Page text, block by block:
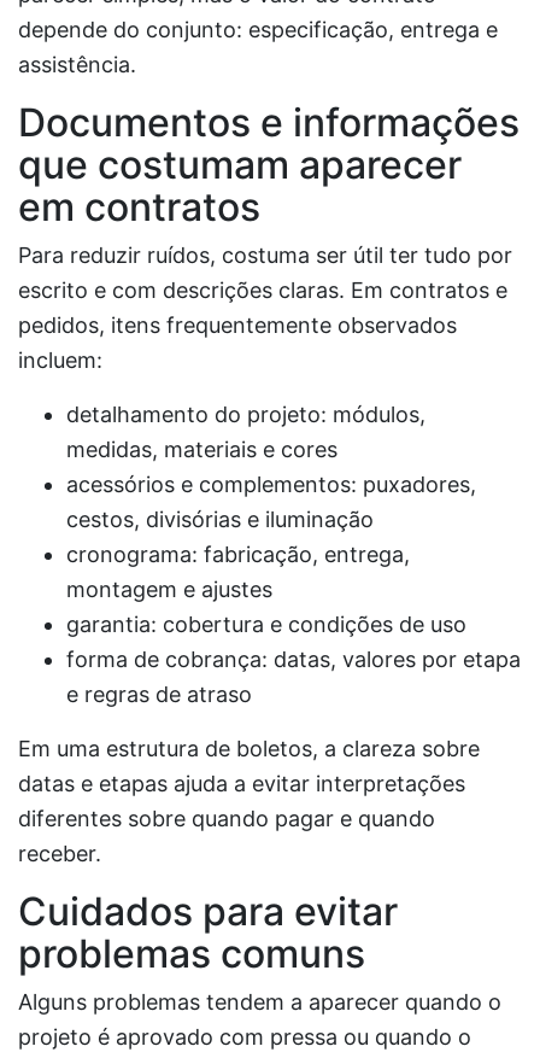
depende do conjunto: especificação, entrega e
assistência.
Documentos e informações
que costumam aparecer
em contratos
Para reduzir ruídos, costuma ser útil ter tudo por
escrito e com descrições claras. Em contratos e
pedidos, itens frequentemente observados
incluem:
detalhamento do projeto: módulos,
medidas, materiais e cores
acessórios e complementos: puxadores,
cestos, divisórias e iluminação
cronograma: fabricação, entrega,
montagem e ajustes
garantia: cobertura e condições de uso
forma de cobrança: datas, valores por etapa
e regras de atraso
Em uma estrutura de boletos, a clareza sobre
datas e etapas ajuda a evitar interpretações
diferentes sobre quando pagar e quando
receber.
Cuidados para evitar
problemas comuns
Alguns problemas tendem a aparecer quando o
projeto é aprovado com pressa ou quando o